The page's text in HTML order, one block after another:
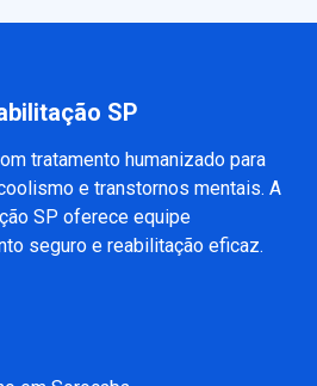
SP
tratamento humanizado para
e transtornos mentais. A
SP oferece equipe
seguro e reabilitação eficaz.